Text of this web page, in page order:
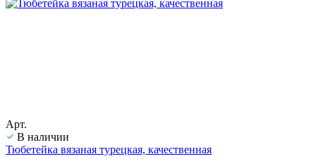
Арт.
В наличии
Тюбетейка вязаная турецкая, качественная